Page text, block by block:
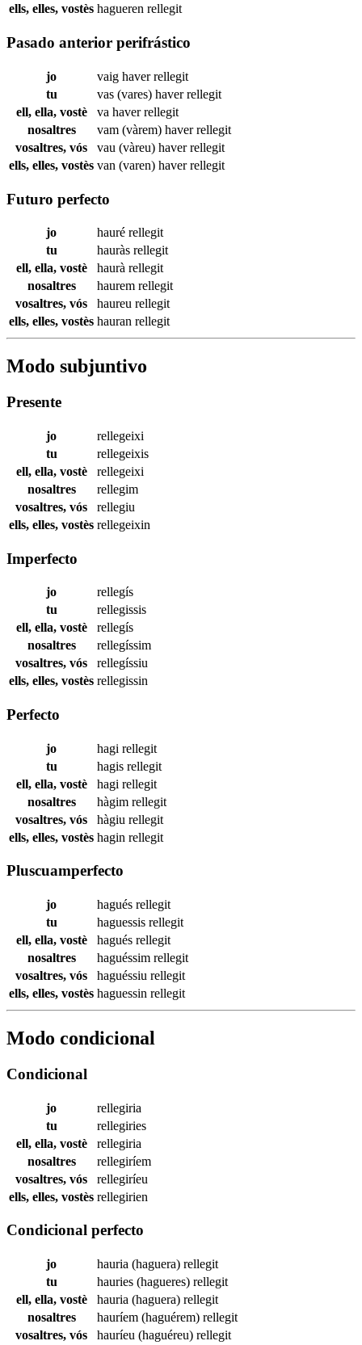
ells, elles, vostès hagueren rellegit
Pasado anterior perifrástico
jo vaig haverrellegit
tu
vas (vares) haverrellegit
ell, ella, vostè
va haverrellegit
nosaltres
vam (vàrem) haverrellegit
vosaltres, vós
vau (vàreu) haverrellegit
ells, elles, vostès van (varen) haverrellegit
Futuro perfecto
jo hauré rellegit
tu
hauràs rellegit
ell, ella, vostè
haurà rellegit
nosaltres
haurem rellegit
vosaltres, vós
haureu rellegit
ells, elles, vostès hauran rellegit
Modo subjuntivo
Presente
jo
rellegeixi
tu
rellegeixis
ell, ella, vostè
rellegeixi
nosaltres
rellegim
vosaltres, vós
rellegiu
ells, elles, vostès rellegeixin
Imperfecto
jo
rellegís
tu
rellegissis
ell, ella, vostè
rellegís
nosaltres
rellegíssim
vosaltres, vós
rellegíssiu
ells, elles, vostès rellegissin
Perfecto
jo hagi rellegit
tu
hagis rellegit
ell, ella, vostè
hagi rellegit
nosaltres
hàgim rellegit
vosaltres, vós
hàgiu rellegit
ells, elles, vostès hagin rellegit
Pluscuamperfecto
jo hagués rellegit
tu
haguessis rellegit
ell, ella, vostè
hagués rellegit
nosaltres
haguéssim rellegit
vosaltres, vós
haguéssiu rellegit
ells, elles, vostès haguessin rellegit
Modo condicional
Condicional
jo
rellegiria
tu
rellegiries
ell, ella, vostè
rellegiria
nosaltres
rellegiríem
vosaltres, vós
rellegiríeu
ells, elles, vostès rellegirien
Condicional perfecto
jo hauria (haguera) rellegit
tu
hauries (hagueres) rellegit
ell, ella, vostè
hauria (haguera) rellegit
nosaltres
hauríem (haguérem) rellegit
vosaltres, vós
hauríeu (haguéreu) rellegit